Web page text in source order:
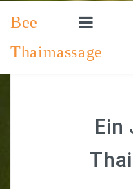
Bee
Thaimassage
Ein